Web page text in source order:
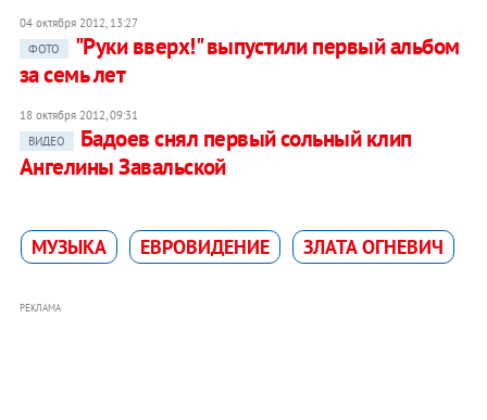
04 октября 2012, 13:27
ФОТО
"Руки вверх!" выпустили первый альбом
за семь лет
18 октября 2012, 09:31
ВИДЕО
Бадоев снял первый сольный клип
Ангелины Завальской
МУЗЫКА ЕВРОВИДЕНИЕ ЗЛАТА ОГНЕВИЧ
РЕКЛАМА